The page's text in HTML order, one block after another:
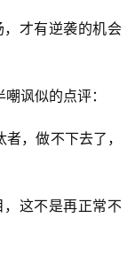
才有逆袭的机会
讽似的点评：
，做不下去了，
这不是再正常不